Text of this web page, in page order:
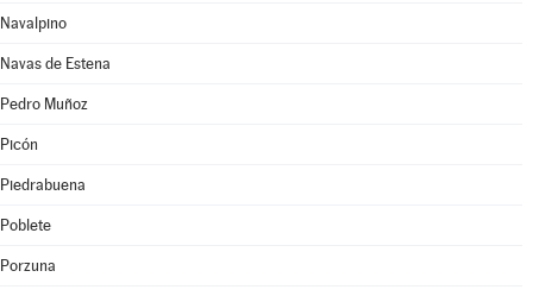
Navalpino
Navas de Estena
Pedro Muñoz
Picón
Piedrabuena
Poblete
Porzuna